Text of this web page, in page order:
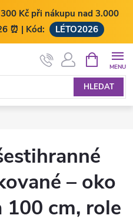
Kč při nákupu nad 3.000
⏰ | Kód:
LÉTO2026
HLEDAT
NÁKUPNÍ
KOŠÍK
– oko
100 cm, role